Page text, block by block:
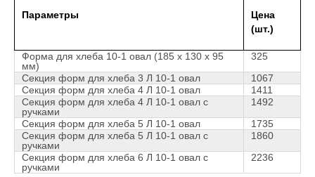
Параметры
Цена
(шт.)
Форма для хлеба 10-1 овал (185 х 130 х 95
мм)
325
Секция форм для хлеба 3 Л 10-1 овал
1067
Секция форм для хлеба 4 Л 10-1 овал
1411
Секция форм для хлеба 4 Л 10-1 овал с
ручками
1492
Секция форм для хлеба 5 Л 10-1 овал
1735
Секция форм для хлеба 5 Л 10-1 овал с
ручками
1860
Секция форм для хлеба 6 Л 10-1 овал с
ручками
2236